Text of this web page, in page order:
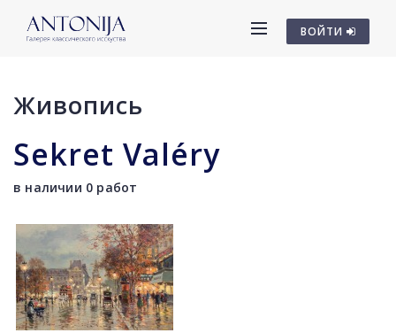
ВОЙТИ
Живопись
Sekret Valéry
в наличии 0 работ